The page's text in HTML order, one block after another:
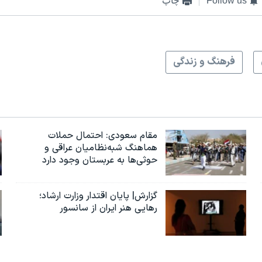
فرهنگ و زندگی
مقام سعودی: احتمال حملات
هماهنگ شبه‌نظامیان عراقی و
حوثی‌ها به عربستان وجود دارد
گزارش| پایان اقتدار وزارت ارشاد؛
رهایی هنر ایران از سانسور